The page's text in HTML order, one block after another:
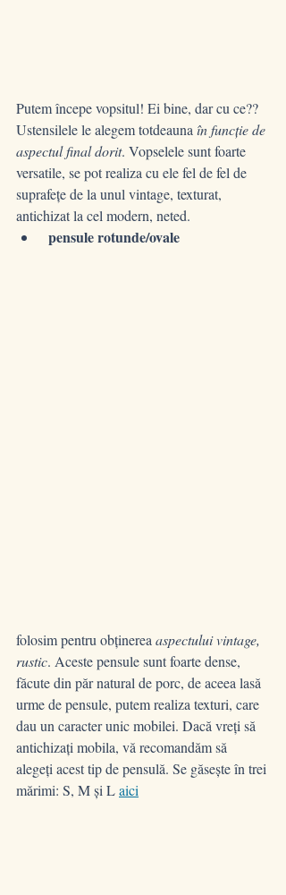
Putem începe vopsitul! Ei bine, dar cu ce??
Ustensilele le alegem totdeauna în funcție de
aspectul final dorit. Vopselele sunt foarte
versatile, se pot realiza cu ele fel de fel de
suprafețe de la unul vintage, texturat,
antichizat la cel modern, neted.
pensule rotunde/ovale
folosim pentru obținerea aspectului vintage,
rustic. Aceste pensule sunt foarte dense,
făcute din păr natural de porc, de aceea lasă
urme de pensule, putem realiza texturi, care
dau un caracter unic mobilei. Dacă vreți să
antichizați mobila, vă recomandăm să
alegeți acest tip de pensulă. Se găsește în trei
mărimi: S, M și L aici